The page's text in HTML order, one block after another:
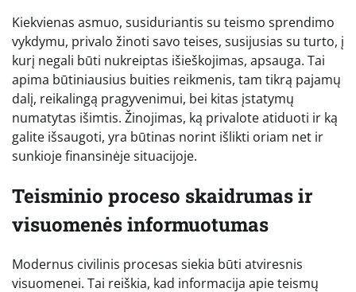
Kiekvienas asmuo, susiduriantis su teismo sprendimo
vykdymu, privalo žinoti savo teises, susijusias su turto, į
kurį negali būti nukreiptas išieškojimas, apsauga. Tai
apima būtiniausius buities reikmenis, tam tikrą pajamų
dalį, reikalingą pragyvenimui, bei kitas įstatymų
numatytas išimtis. Žinojimas, ką privalote atiduoti ir ką
galite išsaugoti, yra būtinas norint išlikti oriam net ir
sunkioje finansinėje situacijoje.
Teisminio proceso skaidrumas ir
visuomenės informuotumas
Modernus civilinis procesas siekia būti atviresnis
visuomenei. Tai reiškia, kad informacija apie teismų